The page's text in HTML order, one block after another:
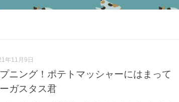
年11月9日
ニング！ポテトマッシャーにはまって
ガスタス君